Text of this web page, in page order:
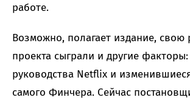
работе.
Возможно, полагает издание, свою
проекта сыграли и другие факторы:
руководства Netflix и
самого Финчера. Сейчас